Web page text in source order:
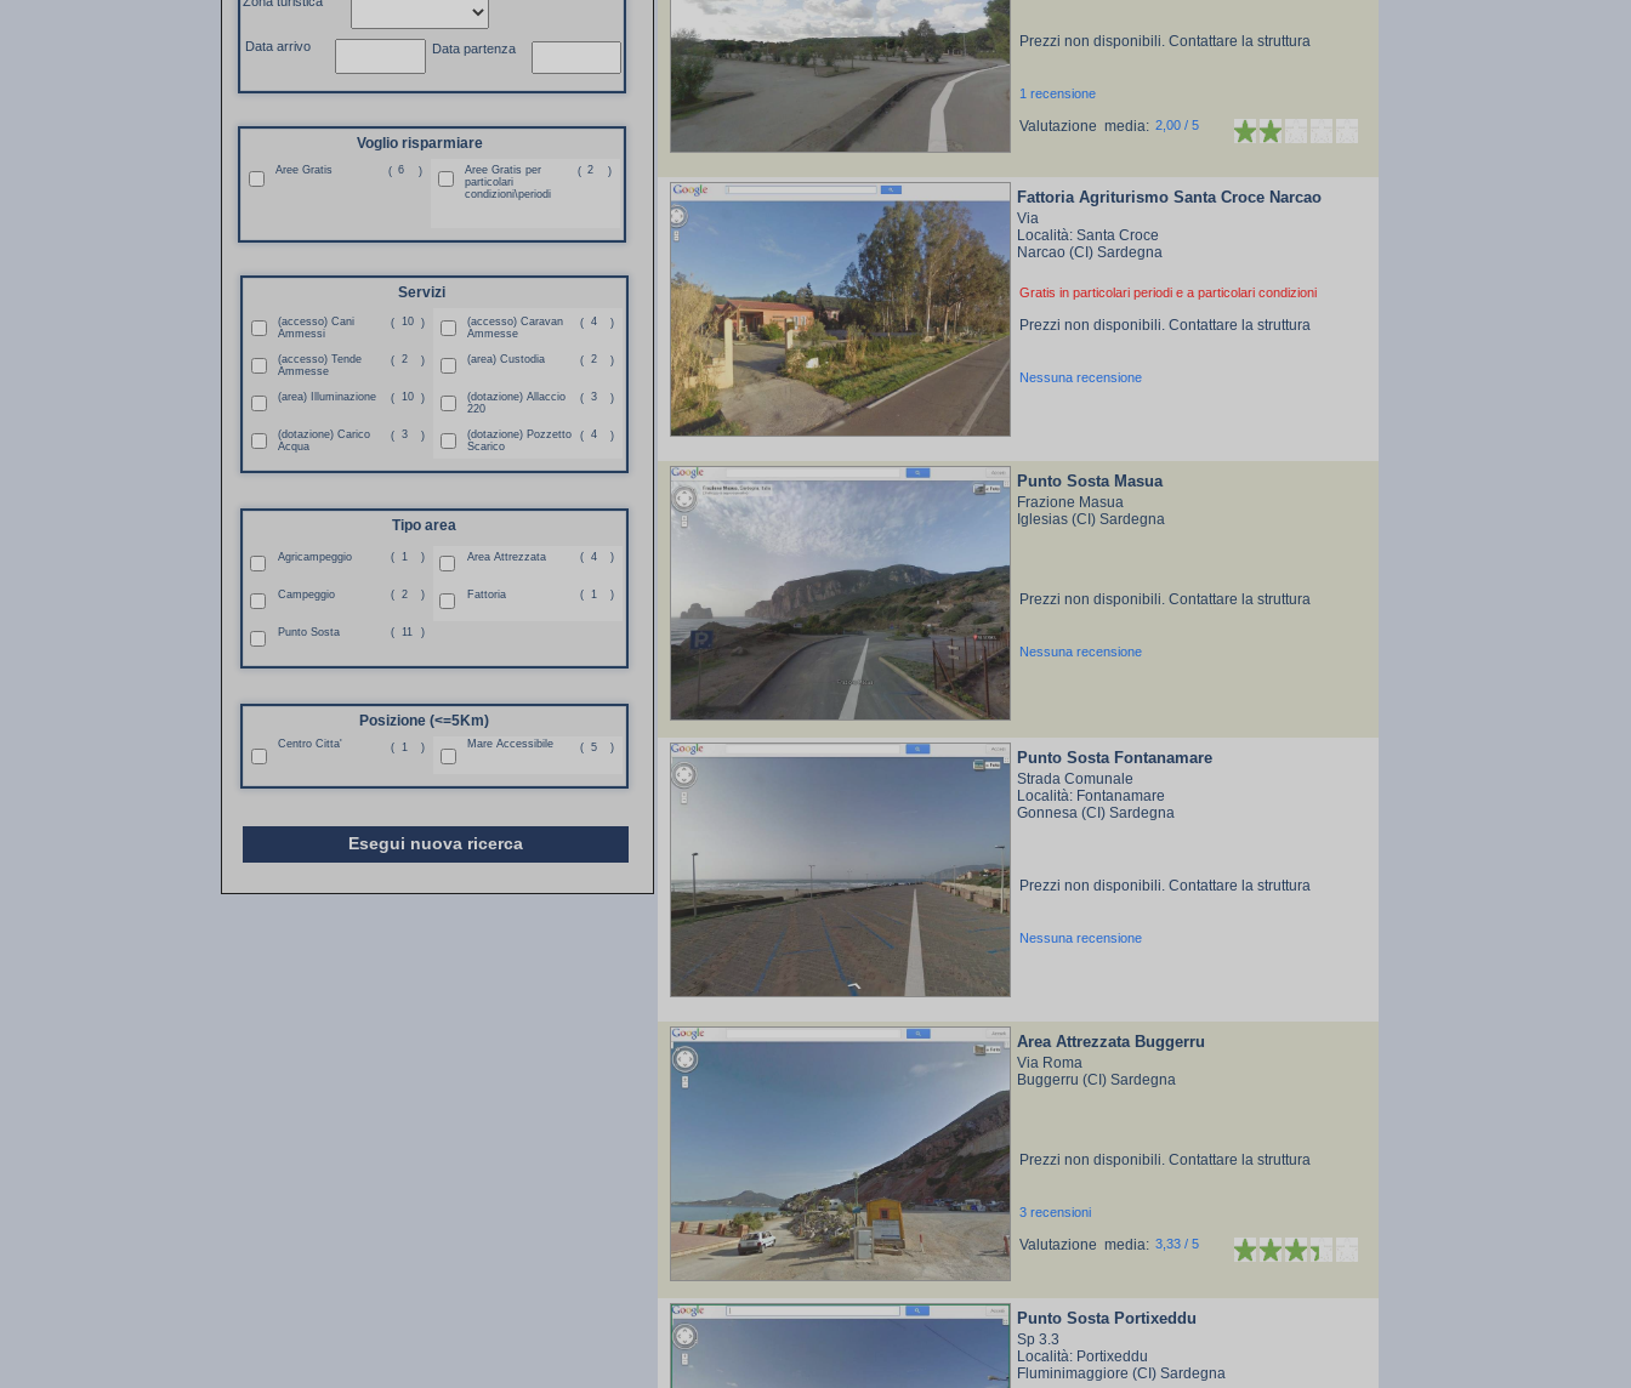
Prezzi non disponibili. Contattare la struttura
1 recensione
Valutazione media: 2,00 / 5
Fattoria Agriturismo Santa Croce Narcao
Via
Località: Santa Croce
Narcao (CI) Sardegna
Gratis in particolari periodi e a particolari condizioni
Prezzi non disponibili. Contattare la struttura
Nessuna recensione
Punto Sosta Masua
Frazione Masua
Iglesias (CI) Sardegna
Prezzi non disponibili. Contattare la struttura
Nessuna recensione
Punto Sosta Fontanamare
Strada Comunale
Località: Fontanamare
Gonnesa (CI) Sardegna
Prezzi non disponibili. Contattare la struttura
Nessuna recensione
Area Attrezzata Buggerru
Via Roma
Buggerru (CI) Sardegna
Prezzi non disponibili. Contattare la struttura
3 recensioni
Valutazione media: 3,33 / 5
Punto Sosta Portixeddu
Sp 3.3
Località: Portixeddu
Fluminimaggiore (CI) Sardegna
Data partenza
Data arrivo
Voglio risparmiare
( 6 )
Aree Gratis ( 2 )
Aree Gratis per
particolari
condizioni\periodi
Servizi
(accesso) Cani
Ammessi
( 10 )
(accesso) Caravan
Ammesse
( 4 )
(accesso) Tende
Ammesse
( 2 ) (area) Custodia ( 2 )
(area) Illuminazione ( 10 )
(dotazione) Allaccio
220
( 3 )
(dotazione) Carico
Acqua
( 3 )
(dotazione) Pozzetto
Scarico
( 4 )
Tipo area
Agricampeggio ( 1 ) Area Attrezzata ( 4 )
Campeggio ( 2 ) Fattoria ( 1 )
Punto Sosta ( 11 )
Posizione (<=5Km)
Centro Citta' ( 1 ) Mare Accessibile ( 5 )
Esegui nuova ricerca